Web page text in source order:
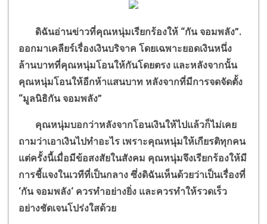
ดิฉันอ่านข่าวที่คุณหนุ่มเรียกร้องให้ “กัน จอมพลัง”.
ออกมาเคลียร์เรื่องเงินบริจาค โดยเฉพาะยอดเงินหนึ่ง
ล้านบาทที่คุณหนุ่มโอนให้กันโดยตรง และหลังจากนั้น
คุณหนุ่มโอนให้อีกห้าแสนบาท หลังจากที่มีการจดจัดตั้ง
“มูลนิธิกัน จอมพลัง”
คุณหนุ่มบอกว่าหลังจากโอนเงินให้ไปแล้วก็ไม่เคย
ถามว่าเอาเงินไปทำอะไร เพราะคุณหนุ่มให้เกียรติทุกคน
แต่ครั้งนี้เมื่อมีข้อสงสัยในสังคม คุณหนุ่มจึงเรียกร้องให้มี
การชี้แจงในเวทีที่เป็นกลาง ซึ่งดิฉันเห็นด้วยว่าเป็นเรื่องที่
‘กัน จอมพลัง‘ ควรทำอย่างยิ่ง และควรทำให้รวดเร็ว
อย่างชัดเจนโปร่งใสด้วย